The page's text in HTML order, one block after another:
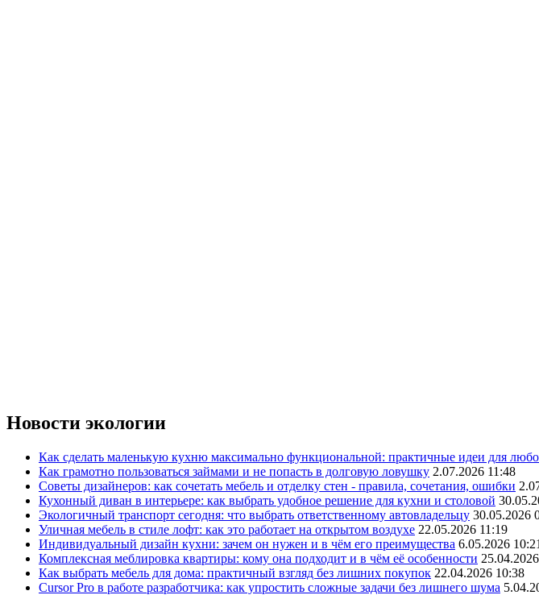
Новости экологии
Как сделать маленькую кухню максимально функциональной: практичные идеи для
Как грамотно пользоваться займами и не попасть в долговую ловушку 2.07.2026 11:48
Советы дизайнеров: как сочетать мебель и отделку стен - правила, сочетания, ошибки
Кухонный диван в интерьере: как выбрать удобное решение для кухни и столовой
Экологичный транспорт сегодня: что выбрать ответственному автовладельцу 30.05.2026
Уличная мебель в стиле лофт: как это работает на открытом воздухе 22.05.2026 11:19
Индивидуальный дизайн кухни: зачем он нужен и в чём его преимущества 6.05.2026 10:21
Комплексная меблировка квартиры: кому она подходит и в чём её особенности
Как выбрать мебель для дома: практичный взгляд без лишних покупок 22.04.2026 10:38
Cursor Pro в работе разработчика: как упростить сложные задачи без лишнего шума